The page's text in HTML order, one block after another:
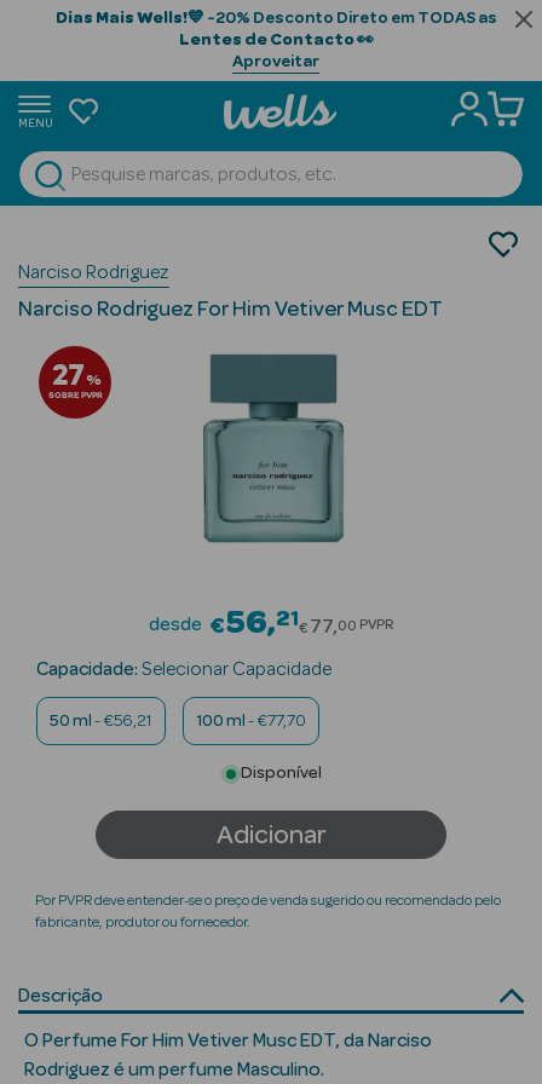
Dias Mais Wells!💙 -20% Desconto Direto em TODAS as
Lentes de Contacto👀
Aproveitar
MENU
Ver Tudo
Beauty Season
Cabelo
Beauty Season
Cosmética
Cuidados de
Beauty Season
Maquilhagem
Maquilhagem
Beauty Season
Nutricosmética
Perfumes
Beauty Season
Perfumes Homem
Eau de Toilette
Narciso Rodriguez
Narciso Rodriguez For Him Vetiver Musc EDT
27%
SOBRE PVPR
desde €56 21Price reduced from
€ 77 00 PVPR
Capacidade: Selecionar Capacidade
50 ml - €56,21 100 ml - €77,70
Disponível
Adicionar
Por PVPR deve entender-se o preço de venda sugerido ou recomendado pelo
fabricante, produtor ou fornecedor.
Descrição
O Perfume For Him Vetiver Musc EDT, da Narciso
Rodriguez é um perfume Masculino.